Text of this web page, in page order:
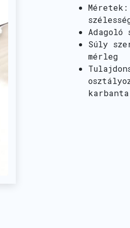
Adagoló
Súly
mérleg